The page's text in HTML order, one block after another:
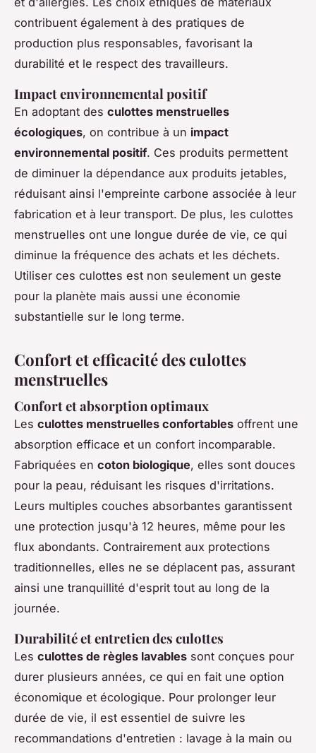
contribuent également à des pratiques de
production plus responsables, favorisant la
durabilité et le respect des travailleurs.
Impact environnemental positif
En adoptant des culottes menstruelles
écologiques, on contribue à un impact
environnemental positif. Ces produits permettent
de diminuer la dépendance aux produits jetables,
réduisant ainsi l'empreinte carbone associée à leur
fabrication et à leur transport. De plus, les culottes
menstruelles ont une longue durée de vie, ce qui
diminue la fréquence des achats et les déchets.
Utiliser ces culottes est non seulement un geste
pour la planète mais aussi une économie
substantielle sur le long terme.
Confort et efficacité des culottes
menstruelles
Confort et absorption optimaux
Les culottes menstruelles confortables offrent une
absorption efficace et un confort incomparable.
Fabriquées en coton biologique, elles sont douces
pour la peau, réduisant les risques d'irritations.
Leurs multiples couches absorbantes garantissent
une protection jusqu'à 12 heures, même pour les
flux abondants. Contrairement aux protections
traditionnelles, elles ne se déplacent pas, assurant
ainsi une tranquillité d'esprit tout au long de la
journée.
Durabilité et entretien des culottes
Les culottes de règles lavables sont conçues pour
durer plusieurs années, ce qui en fait une option
économique et écologique. Pour prolonger leur
durée de vie, il est essentiel de suivre les
recommandations d'entretien : lavage à la main ou